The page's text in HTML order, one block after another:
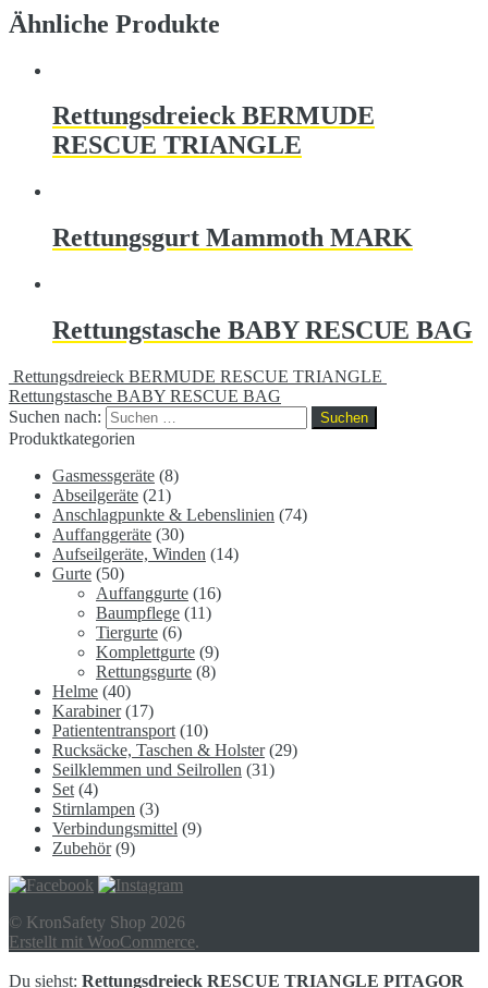
Ähnliche Produkte
Rettungsdreieck BERMUDE
RESCUE TRIANGLE
Rettungsgurt Mammoth MARK
Rettungstasche BABY RESCUE BAG
Rettungsdreieck BERMUDE RESCUE TRIANGLE
Rettungstasche BABY RESCUE BAG
Suchen nach:
Produktkategorien
Gasmessgeräte (8)
Abseilgeräte (21)
Anschlagpunkte & Lebenslinien (74)
Auffanggeräte (30)
Aufseilgeräte, Winden (14)
Gurte (50)
Auffanggurte (16)
Baumpflege (11)
Tiergurte (6)
Komplettgurte (9)
Rettungsgurte (8)
Helme (40)
Karabiner (17)
Patiententransport (10)
Rucksäcke, Taschen & Holster (29)
Seilklemmen und Seilrollen (31)
Set (4)
Stirnlampen (3)
Verbindungsmittel (9)
Zubehör (9)
© KronSafety Shop 2026
Erstellt mit WooCommerce.
Du siehst: Rettungsdreieck RESCUE TRIANGLE PITAGOR